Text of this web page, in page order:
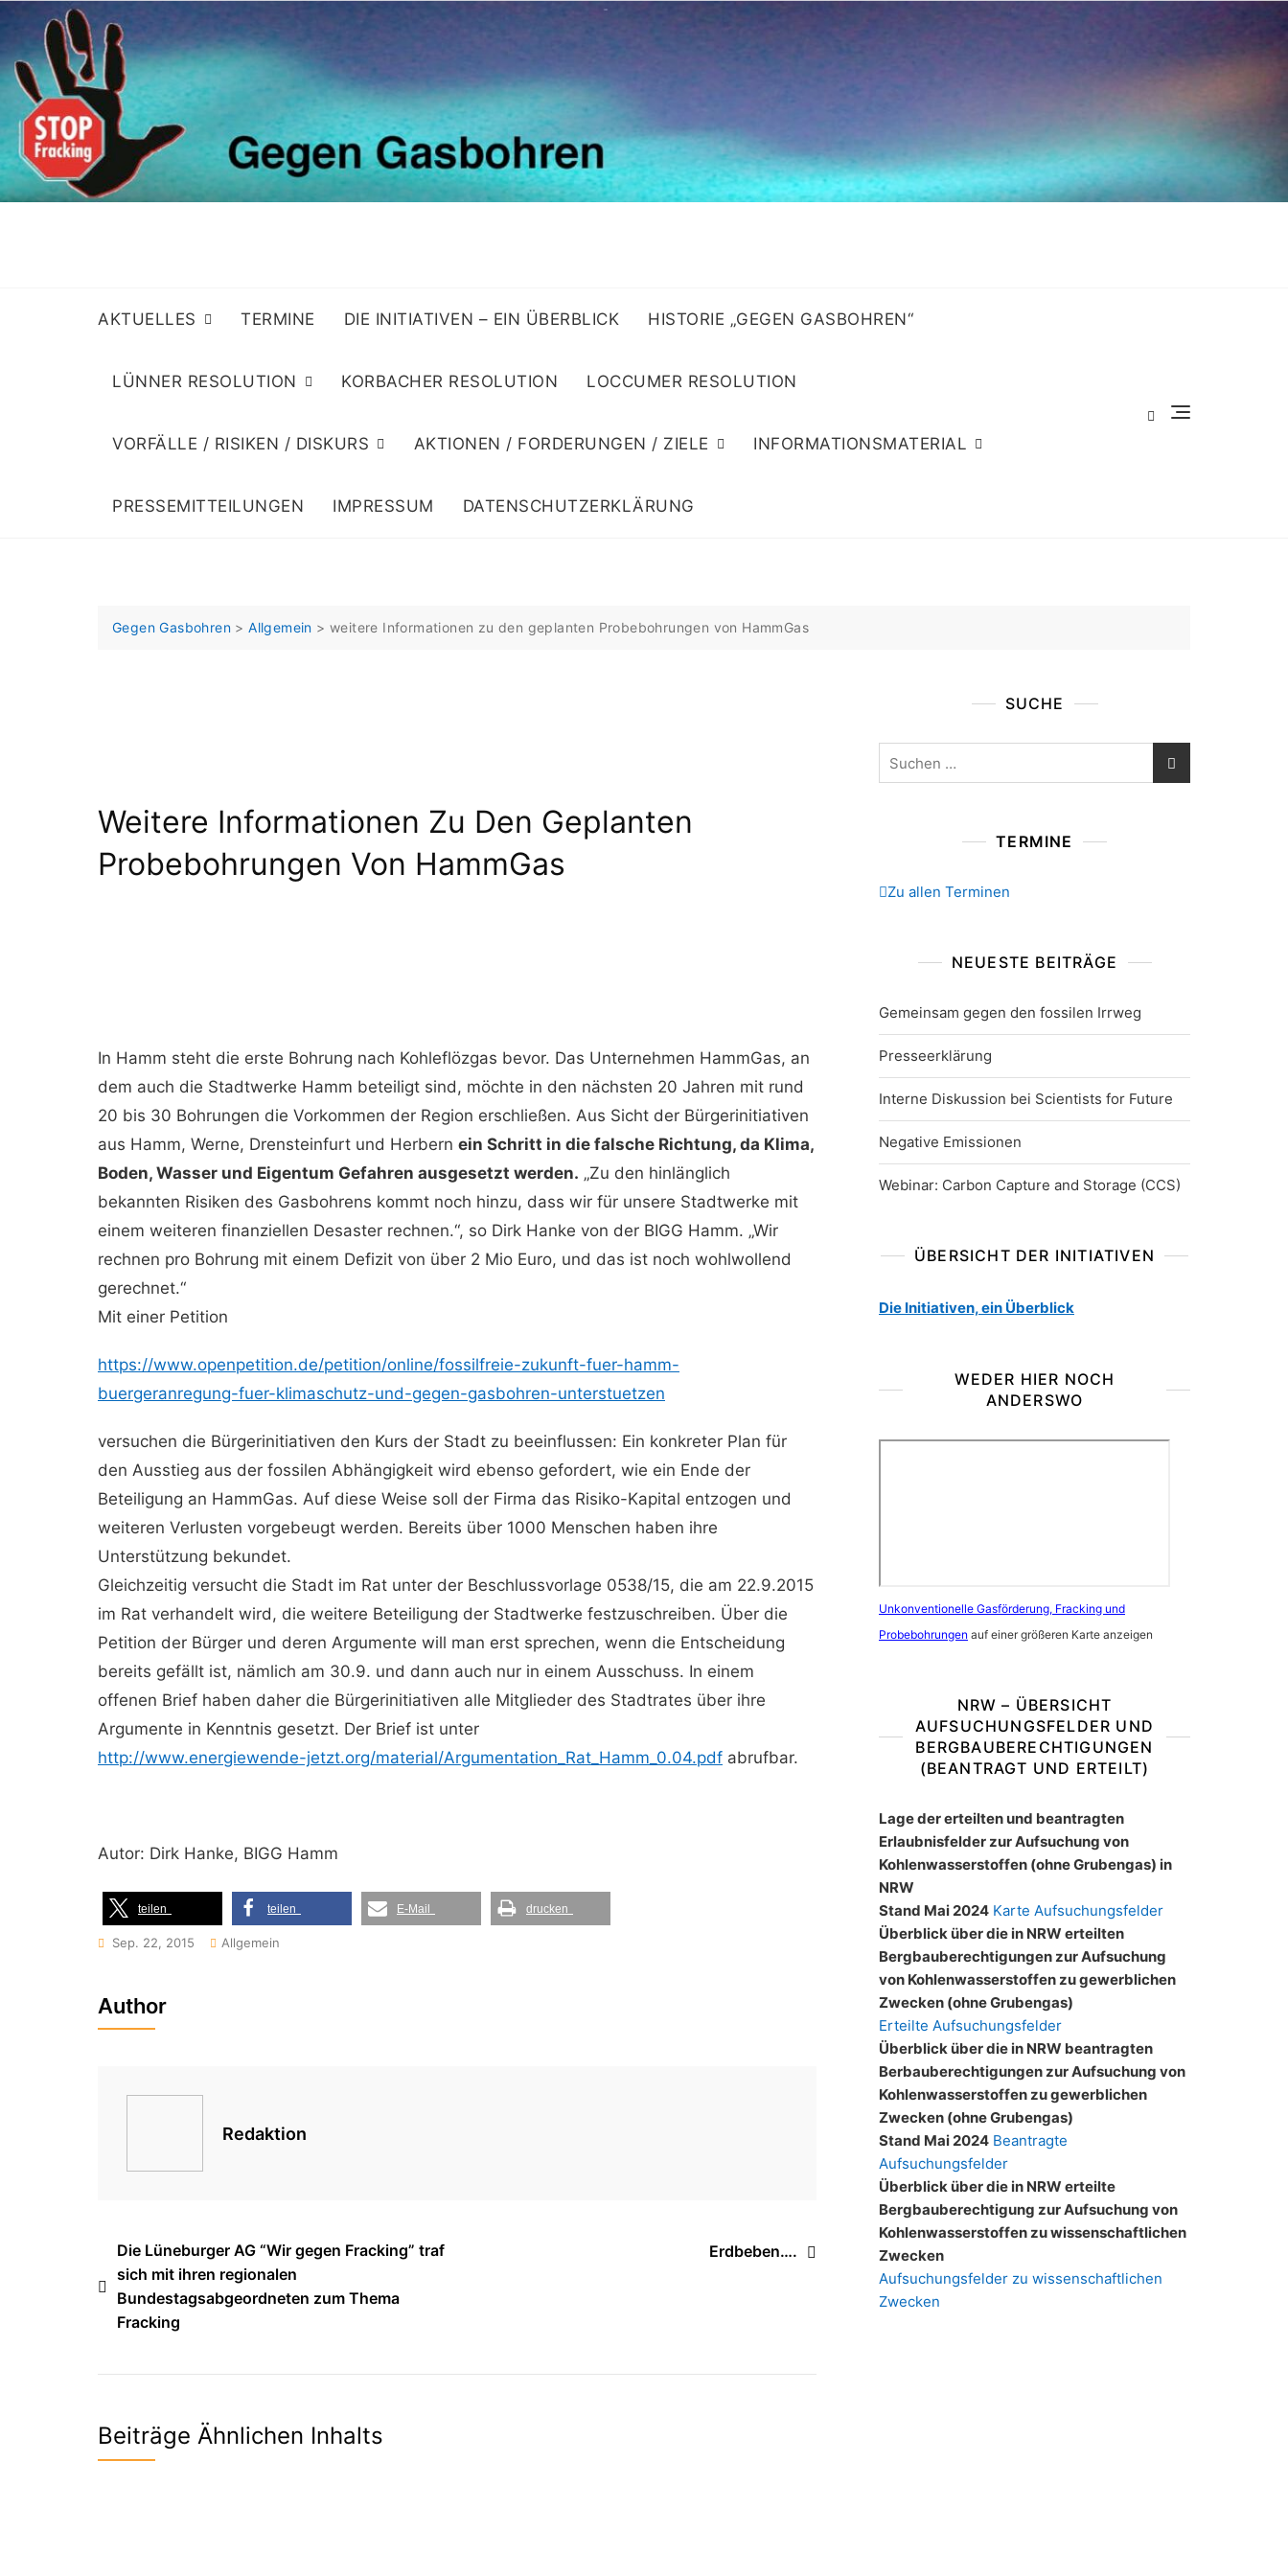
content
AKTUELLES TERMINE DIE INITIATIVEN – EIN ÜBERBLICK HISTORIE „GEGEN GASBOHREN“
LÜNNER RESOLUTION KORBACHER RESOLUTION LOCCUMER RESOLUTION
VORFÄLLE / RISIKEN / DISKURS AKTIONEN / FORDERUNGEN / ZIELE INFORMATIONSMATERIAL
PRESSEMITTEILUNGEN IMPRESSUM DATENSCHUTZERKLÄRUNG
Gegen Gasbohren >Allgemein >weitere Informationen zu den geplanten Probebohrungen von HammGas
Weitere Informationen Zu Den Geplanten
Probebohrungen Von HammGas
In Hamm steht die erste Bohrung nach Kohleflözgas bevor. Das Unternehmen HammGas, an
dem auch die Stadtwerke Hamm beteiligt sind, möchte in den nächsten 20 Jahren mit rund
20 bis 30 Bohrungen die Vorkommen der Region erschließen. Aus Sicht der Bürgerinitiativen
aus Hamm, Werne, Drensteinfurt und Herbern ein Schritt in die falsche Richtung, da Klima,
Boden, Wasser und Eigentum Gefahren ausgesetzt werden. „Zu den hinlänglich
bekannten Risiken des Gasbohrens kommt noch hinzu, dass wir für unsere Stadtwerke mit
einem weiteren finanziellen Desaster rechnen.“, so Dirk Hanke von der BIGG Hamm. „Wir
rechnen pro Bohrung mit einem Defizit von über 2 Mio Euro, und das ist noch wohlwollend
gerechnet.“
Mit einer Petition
https://www.openpetition.de/petition/online/fossilfreie-zukunft-fuer-hamm-
buergeranregung-fuer-klimaschutz-und-gegen-gasbohren-unterstuetzen
versuchen die Bürgerinitiativen den Kurs der Stadt zu beeinflussen: Ein konkreter Plan für
den Ausstieg aus der fossilen Abhängigkeit wird ebenso gefordert, wie ein Ende der
Beteiligung an HammGas. Auf diese Weise soll der Firma das Risiko-Kapital entzogen und
weiteren Verlusten vorgebeugt werden. Bereits über 1000 Menschen haben ihre
Unterstützung bekundet.
Gleichzeitig versucht die Stadt im Rat unter der Beschlussvorlage 0538/15, die am 22.9.2015
im Rat verhandelt wird, die weitere Beteiligung der Stadtwerke festzuschreiben. Über die
Petition der Bürger und deren Argumente will man erst sprechen, wenn die Entscheidung
bereits gefällt ist, nämlich am 30.9. und dann auch nur in einem Ausschuss. In einem
offenen Brief haben daher die Bürgerinitiativen alle Mitglieder des Stadtrates über ihre
Argumente in Kenntnis gesetzt. Der Brief ist unter
http://www.energiewende-jetzt.org/material/Argumentation_ Rat_Hamm_0.04.pdf abrufbar.
Autor: Dirk Hanke, BIGG Hamm
teilen teilen E-Mail drucken
Sep. 22, 2015 Allgemein
Author
Redaktion
Beitragsnavigation
Die Lüneburger AG “Wir gegen Fracking” traf
sich mit ihren regionalen
Bundestagsabgeordneten zum Thema
Fracking
Erdbeben….
SUCHE
TERMINE
Zu allen Terminen
NEUESTE BEITRÄGE
Gemeinsam gegen den fossilen Irrweg
Presseerklärung
Interne Diskussion bei Scientists for Future
Negative Emissionen
Webinar: Carbon Capture and Storage (CCS)
ÜBERSICHT DER INITIATIVEN
Die Initiativen, ein Überblick
WEDER HIER NOCH
ANDERSWO
Unkonventionelle Gasförderung, Fracking und
Probebohrungen auf einer größeren Karte anzeigen
NRW – ÜBERSICHT
AUFSUCHUNGSFELDER UND
BERGBAUBERECHTIGUNGEN
(BEANTRAGT UND ERTEILT)
Lage der erteilten und beantragten
Erlaubnisfelder zur Aufsuchung von
Kohlenwasserstoffen (ohne Grubengas) in
NRW
Stand Mai 2024 Karte Aufsuchungsfelder
Überblick über die in NRW erteilten
Bergbauberechtigungen zur Aufsuchung
von Kohlenwasserstoffen zu gewerblichen
Zwecken (ohne Grubengas)
Erteilte Aufsuchungsfelder
Überblick über die in NRW beantragten
Berbauberechtigungen zur Aufsuchung von
Kohlenwasserstoffen zu gewerblichen
Zwecken (ohne Grubengas)
Stand Mai 2024 Beantragte
Aufsuchungsfelder
Überblick über die in NRW erteilte
Bergbauberechtigung zur Aufsuchung von
Kohlenwasserstoffen zu wissenschaftlichen
Zwecken
Aufsuchungsfelder zu wissenschaftlichen
Zwecken
Beiträge Ähnlichen Inhalts